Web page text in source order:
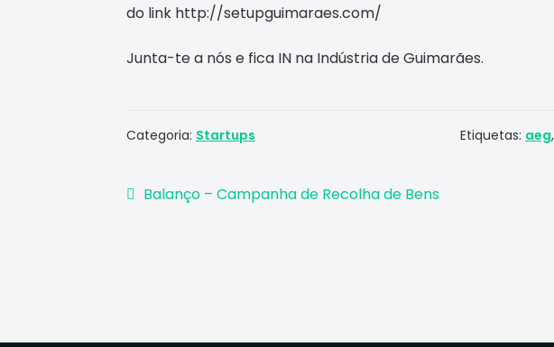
do link http://setupguimaraes.com/
Junta-te a nós e fica IN na Indústria de Guimarães.
Categoria: Startups Etiquetas: aeg,
Navegação
Artigo
Balanço – Campanha de Recolha de Bens